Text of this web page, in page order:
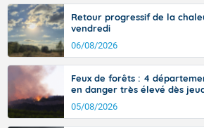
Retour progressif de la
vendredi
06/08/2026
Feux de forêts : 4
en danger très élevé dès
05/08/2026